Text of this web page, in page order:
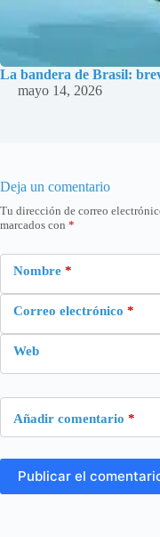
La bandera de Brasil:
mayo 14, 2026
Deja un comentario
Tu dirección de correo
marcados con *
Nombre *
Correo electrónico *
Web
Añadir comentario *
Publicar el